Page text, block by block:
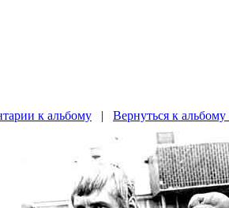
к альбому | Вернуться к